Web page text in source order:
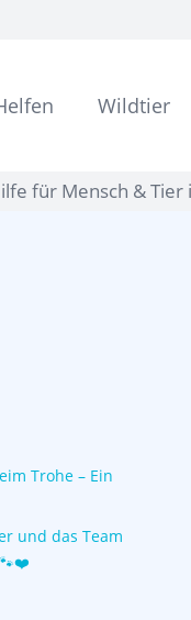
Wildtier
für Mensch & Tier
Trohe – Ein
und das Team